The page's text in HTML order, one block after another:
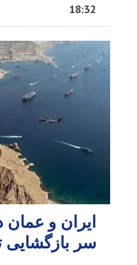
18:32
ایران و عمان
سر بازگشایی